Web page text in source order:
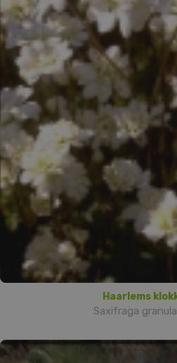
Haarlems
Saxifraga